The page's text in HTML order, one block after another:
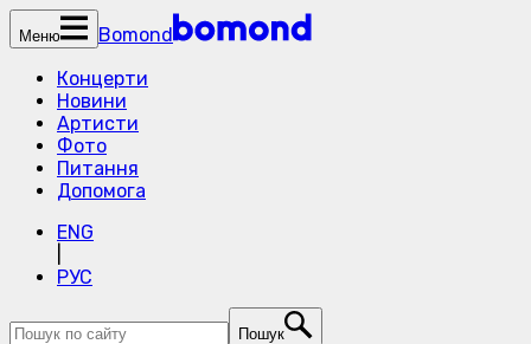
Меню
Bomond
Концерти
Новини
Артисти
Фото
Питання
Допомога
ENG
РУС
Пошук